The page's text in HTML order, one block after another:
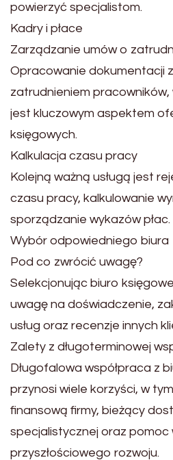
powierzyć specjalistom.
Kadry i płace
Zarządzanie umów o
Opracowanie dokumentacji
zatrudnieniem
jest kluczowym aspektem
księgowych.
Kalkulacja czasu pracy
Kolejną ważną usługą jest
czasu pracy, kalkulowanie
sporządzanie wykazów płac.
Wybór odpowiedniego biura
Pod co zwrócić uwagę?
Selekcjonując biuro
uwagę na doświadczenie,
usług oraz recenzje innych
Zalety z długoterminowej
Długofalowa współpraca z
przynosi wiele korzyści, w
finansową firmy, bieżący
specjalistycznej oraz pomoc
przyszłościowego rozwoju.